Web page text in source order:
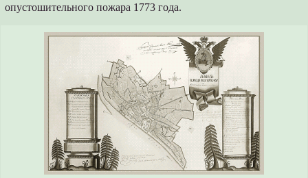
опустошительного пожара 1773 года.